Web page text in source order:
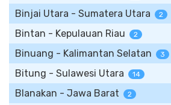
Binjai Utara - Sumatera Utara 2
Bintan - Kepulauan Riau 2
Binuang - Kalimantan Selatan 3
Bitung - Sulawesi Utara 14
Blanakan - Jawa Barat 2